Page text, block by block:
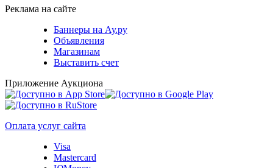
Реклама на сайте
Баннеры на Ау.ру
Объявления
Магазинам
Выставить счет
Приложение Аукциона
Оплата услуг сайта
Visa
Mastercard